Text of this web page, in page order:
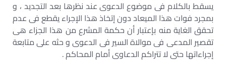
يسقط بالكلام فى موضوع الدعوى عند نظرها بعد التجديد ، و
بمجرد فوات هذا الميعاد دون إتخاذ هذا الإجراء يقطع فى عدم
تحقق الغاية منه بإعتبار أن حكمة المشرع من هذا الجزاء هى
تقصير المدعى فى موالاة السير فى الدعوى و حثه على متابعة
إجراءاتها حتى لا تتراكم الدعاوى أمام المحاكم .